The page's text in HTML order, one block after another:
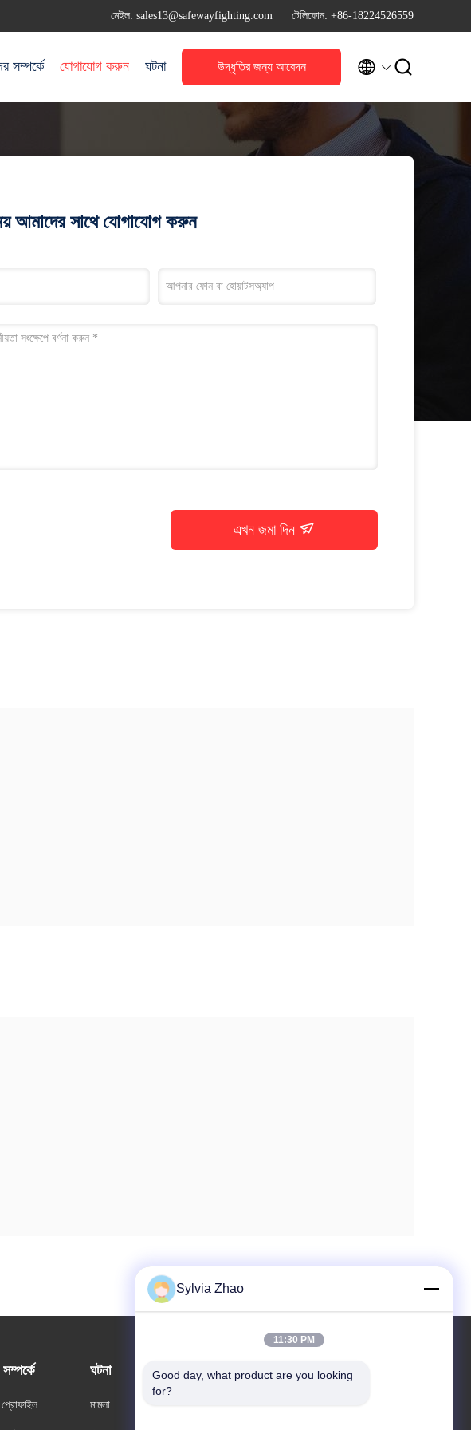
মেইল: sales13@safewayfighting.com টেলিফোন: +86-18224526559
সম্পর্কে যোগাযোগ করুন ঘটনা উদ্ধৃতির জন্য আবেদন  
আমাদের সাথে যোগাযোগ করুন
এখন জমা দিন
প্রোফাইল
ঘটনা
মামলা
উদ্ধৃতির জন্য আবেদন
Sylvia Zhao
11:30 PM
Good day, what product are you looking
for?